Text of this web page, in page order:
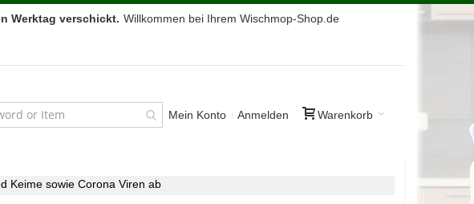
Willkommen bei Ihrem Wischmop-Shop.de
Werktag verschickt.
Mein Konto Anmelden Warenkorb
Keime sowie Corona Viren ab